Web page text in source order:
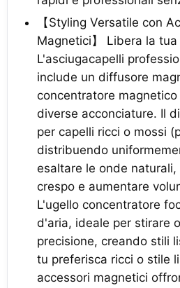
【Styling Versatile con
Magnetici】 Libera la
L'asciugacapelli
include un diffusore
concentratore
diverse acconciature. Il
per capelli ricci o mossi
distribuendo
esaltare le onde
crespo e aumentare
L'ugello concentratore
d'aria, ideale per stirare
precisione, creando stili
tu preferisca ricci o stile
accessori magnetici